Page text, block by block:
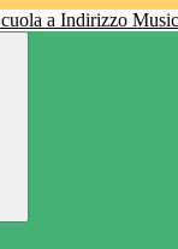
a Indirizzo